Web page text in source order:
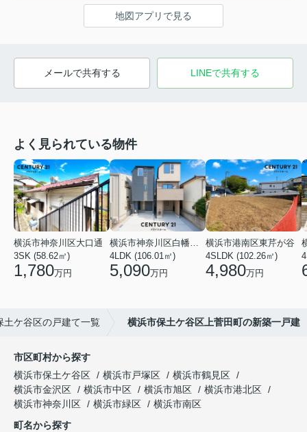
地図アプリで見る
メールで共有する LINEで共有する
よく見られている物件
横浜市神奈川区大口通
3SK (58.62㎡)
1,780万円
横浜市神奈川区白幡東町
4LDK (106.01㎡)
5,090万円
横浜市港南区東芹が谷
4SLDK (102.26㎡)
4,980万円
土ケ谷区の戸建て一覧 横浜市保土ケ谷区上菅田町の新築一戸建
市区町村から探す
横浜市保土ケ谷区
横浜市戸塚区
横浜市鶴見区
横浜市金沢区
横浜市中区 横浜市旭区
横浜市港北区
横浜市神奈川区
横浜市緑区
横浜市南区
町名から探す